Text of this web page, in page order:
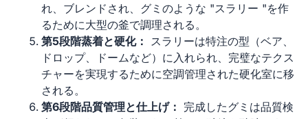
れ、ブレンドされ、グミのような "スラリー "を作
るために大型の釜で調理される。
第5段階蒸着と硬化： スラリーは特注の型（ベア、
ドロップ、ドームなど）に入れられ、完璧なテクス
チャーを実現するために空調管理された硬化室に移
される。
第6段階品質管理と仕上げ： 完成したグミは品質検